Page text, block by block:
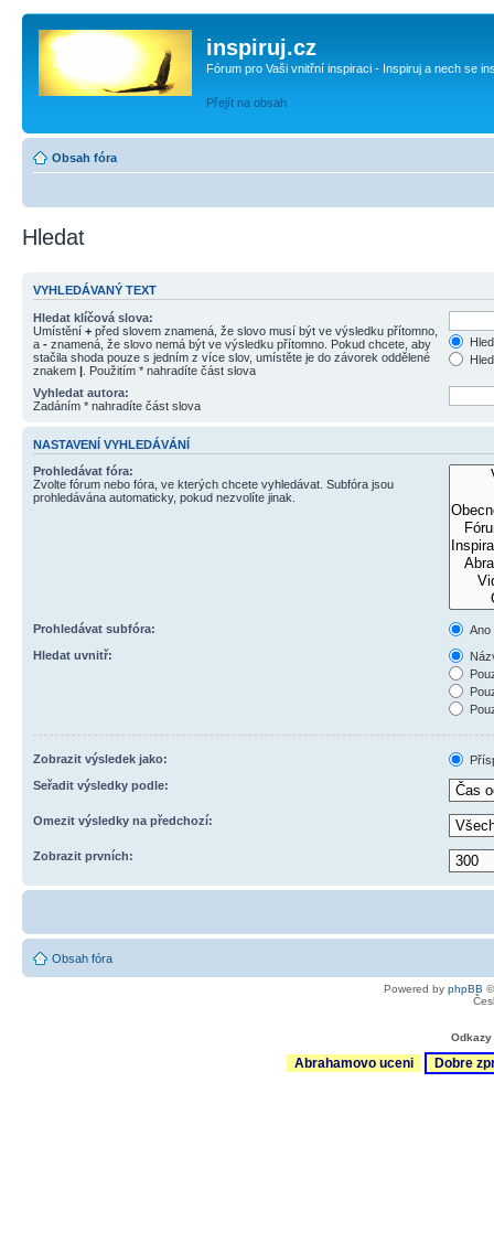
inspiruj.cz
Fórum pro Vaši vnitřní inspiraci - Inspiruj a nech se
Přejít na obsah
Obsah fóra
Hledat
VYHLEDÁVANÝ TEXT
Hledat klíčová slova:
Umístění + před slovem znamená, že slovo musí být ve výsledku přítomno,
a - znamená, že slovo nemá být ve výsledku přítomno. Pokud chcete, aby
stačila shoda pouze s jedním z více slov, umístěte je do závorek oddělené
znakem | . Použitím * nahradíte část slova
Vyhledat autora:
Zadáním * nahradíte část slova
NASTAVENÍ VYHLEDÁVÁNÍ
Prohledávat fóra:
Zvolte fórum nebo fóra, ve kterých chcete vyhledávat. Subfóra jsou
prohledávána automaticky, pokud nezvolíte jinak.
Prohledávat subfóra:
Ano
Hledat uvnitř:
Zobrazit výsledek jako:
Seřadit výsledky podle:
Omezit výsledky na předchozí:
Zobrazit prvních:
Obsah fóra
Powered by phpBB
Abrahamovo uceni Dobre